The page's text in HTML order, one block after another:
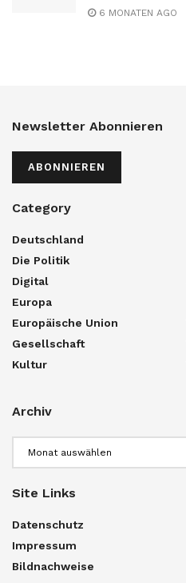
6 MONATEN AGO
Newsletter Abonnieren
ABONNIEREN
Category
Deutschland
Die Politik
Digital
Europa
Europäische Union
Gesellschaft
Kultur
Archiv
Site Links
Datenschutz
Impressum
Bildnachweise